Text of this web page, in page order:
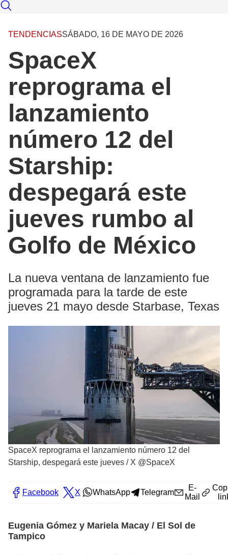
TENDENCIASSÁBADO, 16 DE MAYO DE 2026
SpaceX
reprograma el
lanzamiento
número 12 del
Starship:
despegará este
jueves rumbo al
Golfo de México
La nueva ventana de lanzamiento fue
programada para la tarde de este
jueves 21 mayo desde Starbase, Texas
SpaceX reprograma el lanzamiento número 12 del
Starship, despegará este jueves / X @SpaceX
Facebook X WhatsApp Telegram
E-
Mail
Eugenia Gómez y Mariela Macay / El Sol de
Tampico